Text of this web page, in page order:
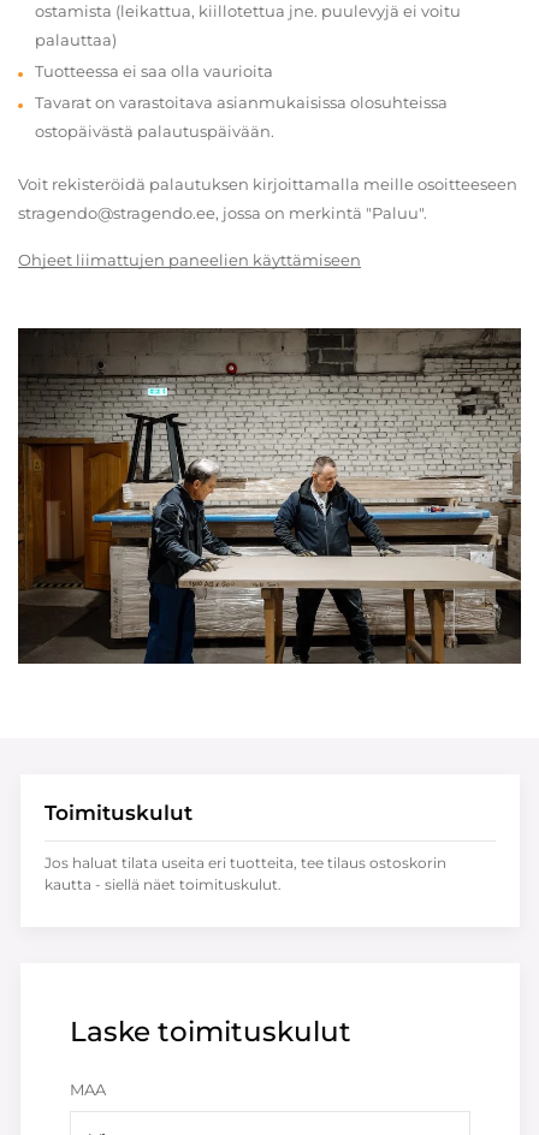
ostamista (leikattua, kiillotettua jne. puulevyjä ei voitu
palauttaa)
Tuotteessa ei saa olla vaurioita
Tavarat on varastoitava asianmukaisissa olosuhteissa
ostopäivästä palautuspäivään.
Voit rekisteröidä palautuksen kirjoittamalla meille osoitteeseen
stragendo@stragendo.ee, jossa on merkintä "Paluu".
Ohjeet liimattujen paneelien käyttämiseen
Laske toimituskulut
MAA
Toimituskulut
Jos haluat tilata useita eri tuotteita, tee tilaus ostoskorin
kautta - siellä näet toimituskulut.